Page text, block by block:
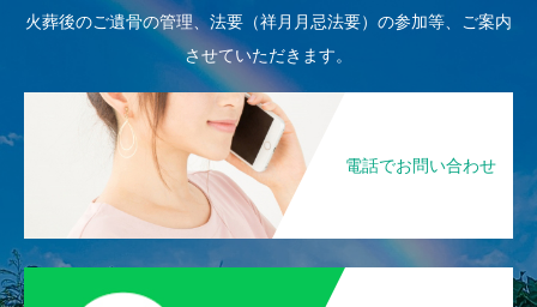
火葬後のご遺骨の管理、法要（祥月月忌法要）の参加等、ご案内
させていただきます。
電話でお問い合わせ